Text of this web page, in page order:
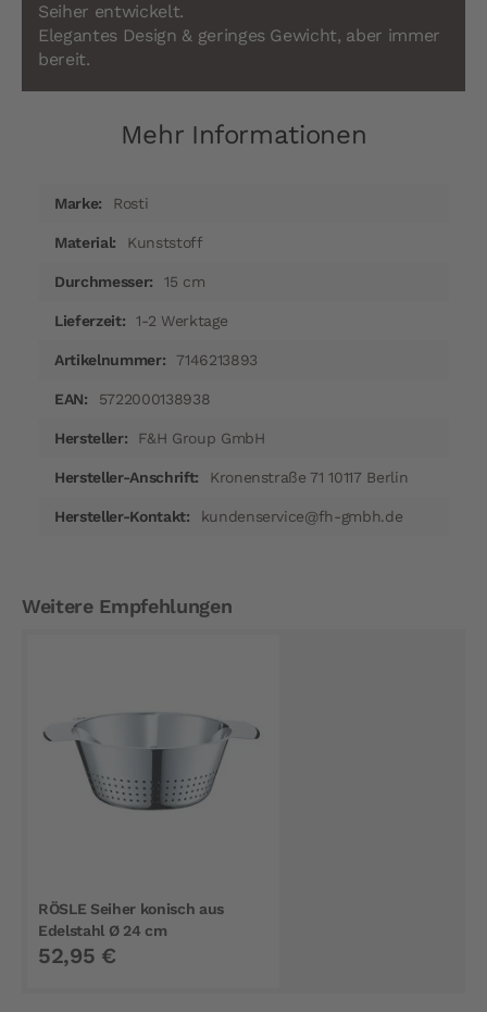
Seiher entwickelt.
Elegantes Design & geringes Gewicht, aber immer
bereit.
Mehr Informationen
InformationenRosti
Kunststoff
15 cm
1-2 Werktage
7146213893
5722000138938
F&H Group GmbH
Kronenstraße 71 10117 Berlin
kundenservice@fh-gmbh.de
Weitere Empfehlungen
RÖSLE Seiher konisch aus
Edelstahl Ø 24 cm
52,95 €